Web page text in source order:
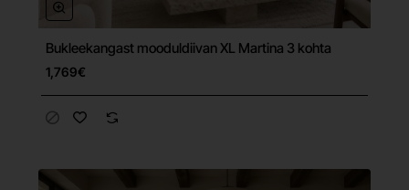
Tasuta tarne
Bukleekangast mooduldiivan XL Martina 3 kohta
1,769€